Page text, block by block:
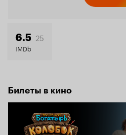
6.5 25
IMDb
Билеты в кино